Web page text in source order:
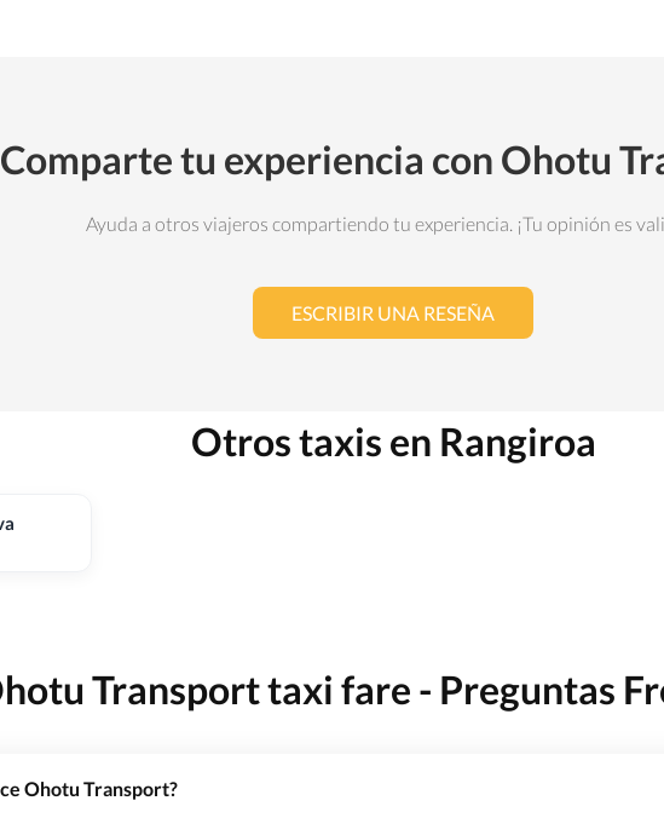
Comparte tu experiencia con Ohotu
Ayuda a otros viajeros compartiendo tu experiencia. ¡Tu opinión es
ESCRIBIR UNA RESEÑA
Otros taxis en Rangiroa
Transport taxi fare - Preguntas
Ohotu Transport?